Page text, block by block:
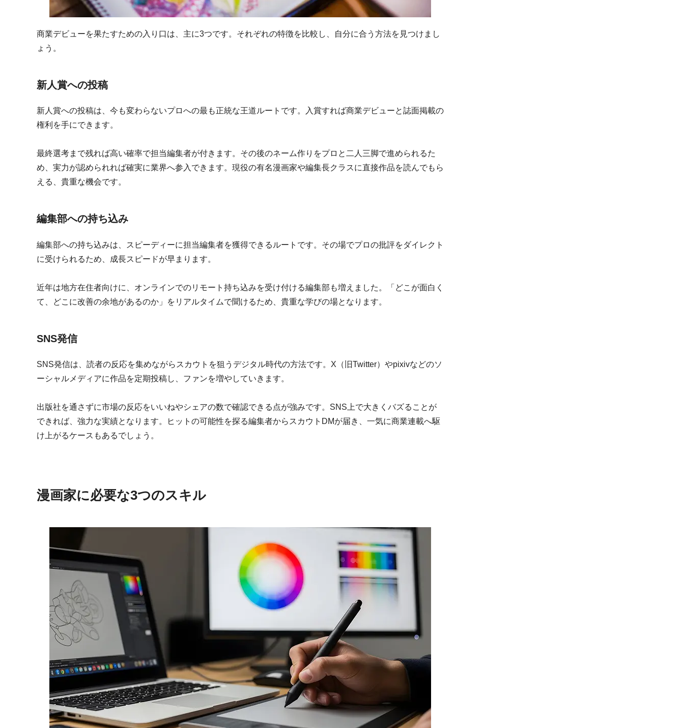
商業デビューを果たすための入り口は、主に3つです。それぞれの特徴を比較し、自分に合う方法を見つけまし
ょう。
新人賞への投稿
新人賞への投稿は、今も変わらないプロへの最も正統な王道ルートです。入賞すれば商業デビューと誌面掲載の
権利を手にできます。
最終選考まで残れば高い確率で担当編集者が付きます。その後のネーム作りをプロと二人三脚で進められるた
め、実力が認められれば確実に業界へ参入できます。現役の有名漫画家や編集長クラスに直接作品を読んでもら
える、貴重な機会です。
編集部への持ち込み
編集部への持ち込みは、スピーディーに担当編集者を獲得できるルートです。その場でプロの批評をダイレクト
に受けられるため、成長スピードが早まります。
近年は地方在住者向けに、オンラインでのリモート持ち込みを受け付ける編集部も増えました。「どこが面白く
て、どこに改善の余地があるのか」をリアルタイムで聞けるため、貴重な学びの場となります。
SNS発信
SNS発信は、読者の反応を集めながらスカウトを狙うデジタル時代の方法です。X（旧Twitter）やpixivなどのソ
ーシャルメディアに作品を定期投稿し、ファンを増やしていきます。
出版社を通さずに市場の反応をいいねやシェアの数で確認できる点が強みです。SNS上で大きくバズることが
できれば、強力な実績となります。ヒットの可能性を探る編集者からスカウトDMが届き、一気に商業連載へ駆
け上がるケースもあるでしょう。
漫画家に必要な3つのスキル